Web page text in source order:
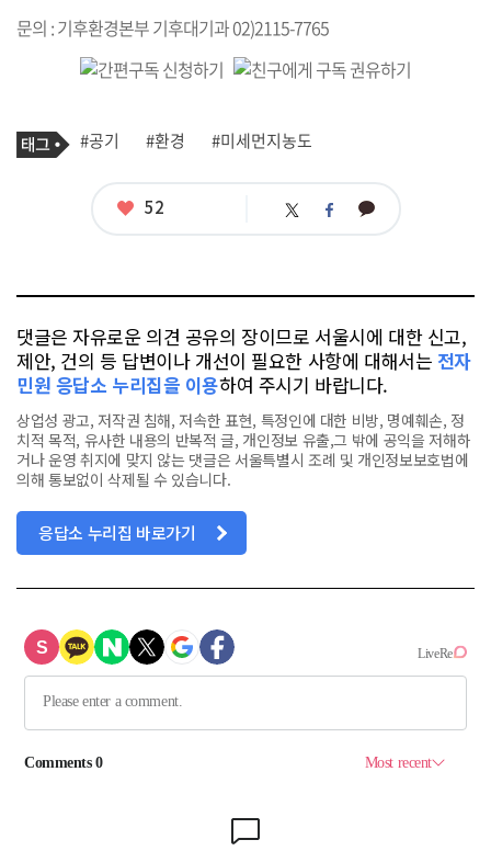
문의 : 기후환경본부 기후대기과 02)2115-7765
기
사
태
그
#공기 #환경 #미세먼지농도
좋
52 트 페 카
댓글은 자유로운 의견 공유의 장이므로 서울시에 대한 신고,
제안, 건의 등 답변이나 개선이 필요한 사항에 대해서는 전자
민원 응답소 누리집을 이용하여 주시기 바랍니다.
상업성 광고, 저작권 침해, 저속한 표현, 특정인에 대한 비방, 명예훼손, 정
치적 목적, 유사한 내용의 반복적 글, 개인정보 유출,그 밖에 공익을 저해하
거나 운영 취지에 맞지 않는 댓글은 서울특별시 조례 및 개인정보보호법에
의해 통보없이 삭제될 수 있습니다.
응답소 누리집 바로가기